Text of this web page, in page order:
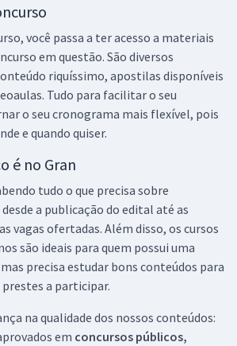
você passa a ter acesso a materiais
em questão. São diversos
riquíssimo, apostilas disponíveis
Tudo para facilitar o seu
o seu cronograma mais flexível, pois
e quando quiser.
é no Gran
tudo o que precisa sobre
a publicação do edital até as
vagas ofertadas. Além disso, os cursos
são ideais para quem possui uma
precisa estudar bons conteúdos para
a participar.
na qualidade dos nossos conteúdos:
em concursos públicos,